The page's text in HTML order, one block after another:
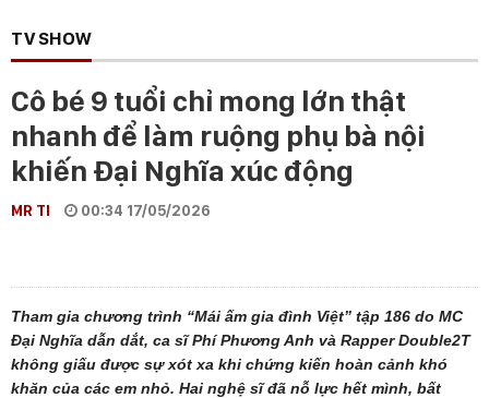
TV SHOW
Cô bé 9 tuổi chỉ mong lớn thật
nhanh để làm ruộng phụ bà nội
khiến Đại Nghĩa xúc động
MR TI 00:34 17/05/2026
Tham gia chương trình “Mái ấm gia đình Việt” tập 186 do MC
Đại Nghĩa dẫn dắt, ca sĩ Phí Phương Anh và Rapper Double2T
không giấu được sự xót xa khi chứng kiến hoàn cảnh khó
khăn của các em nhỏ. Hai nghệ sĩ đã nỗ lực hết mình, bất